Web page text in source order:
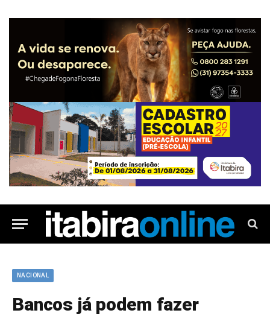
NACIONAL
Bancos já podem fazer